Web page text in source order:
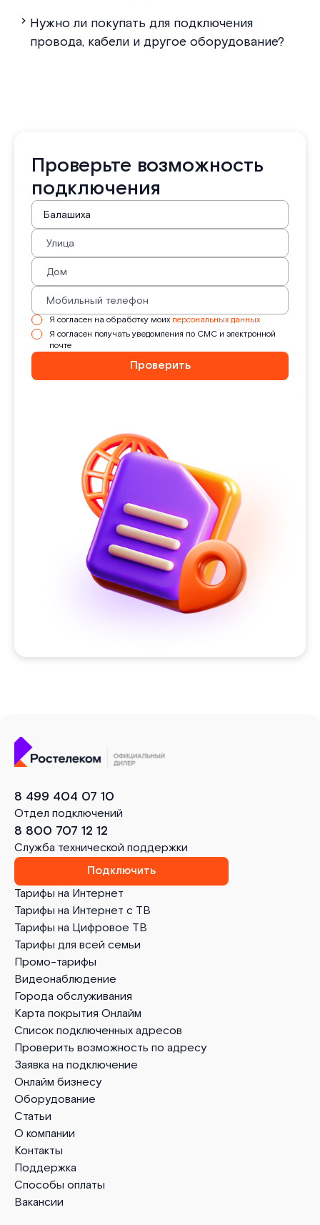
Нужно ли покупать для подключения
провода, кабели и другое оборудование?
Проверьте возможность
подключения
Я согласен на обработку моих персональных данных
Я согласен получать уведомления по СМС и электронной
почте
Проверить
Тарифы на Интернет
Тарифы на Интернет с ТВ
Тарифы на Цифровое ТВ
Тарифы для всей семьи
Промо-тарифы
Видеонаблюдение
Города обслуживания
Карта покрытия Онлайм
Список подключенных адресов
Проверить возможность по адресу
Заявка на подключение
Онлайм бизнесу
Оборудование
Статьи
О компании
Контакты
Поддержка
Способы оплаты
Вакансии
8 499 404 07 10
Отдел подключений
8 800 707 12 12
Служба технической поддержки
Подключить